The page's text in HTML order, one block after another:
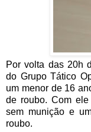
Por volta das 20h
do Grupo Tático
um menor de 16
de roubo. Com
sem munição e
roubo.